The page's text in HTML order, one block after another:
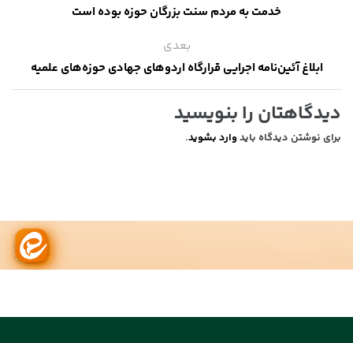
خدمت‌ به مردم سنت بزرگان حوزه بوده است
بعدی
ابلاغ آئین‌نامه اجرایی قرارگاه اردوهای جهادی حوزه‌های علمیه
دیدگاهتان را بنویسید
برای نوشتن دیدگاه باید وارد بشوید.